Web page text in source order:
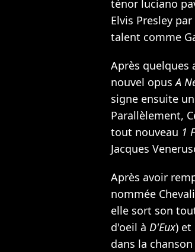
ténor luciano
Elvis Presley par
talent comme
Après quelques
nouvel opusA
signe ensuite
Parallèlement,
tout nouveau 1
Jacques
Après avoir
nommée
elle sort son
d'oeil à D'Eux) et
dans la chanson